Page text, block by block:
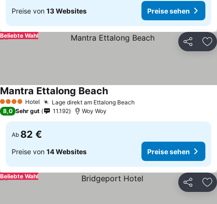
Preise von 13 Websites Preise sehen
Teilen
Beliebte Wahl
4 Sterne Hotel Lage direkt am Ettalong Beach
Mantra Ettalong Beach
8,0 Sehr gut 11.192 Woy Woy
Ab 82 €
Preise von 14 Websites Preise sehen
Teilen
Beliebte Wahl